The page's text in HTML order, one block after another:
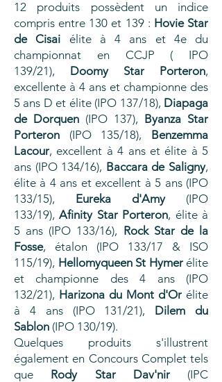
12 produits possèdent un indice
compris entre 130 et 139 : Hovie Star
de Cisai élite à 4 ans et 4e du
championnat en CCJP ( IPO
139/21), Doomy Star Porteron,
excellente à 4 ans et championne des
5 ans D et élite (IPO 137/18), Diapaga
de Dorquen (IPO 137), Byanza Star
Porteron (IPO 135/18), Benzemma
Lacour, excellent à 4 ans et élite à 5
ans (IPO 134/16), Baccara de Saligny,
élite à 4 ans et excellent à 5 ans (IPO
133/15), Eureka d'Amy(IPO
133/19),Afinity Star Porteron, élite à
5 ans (IPO 133/16), Rock Star de la
Fosse, étalon (IPO 133/17 & ISO
115/19), Hellomyqueen St Hymerélite
et championne des 4 ans (IPO
132/21), Harizona du Mont d'Or élite
à 4 ans (IPO 131/21), Dilem du
Sablon (IPO 130/19).
Quelques produits s'illustrent
également en Concours Complet tels
que Rody Star Dav'nir(IPC